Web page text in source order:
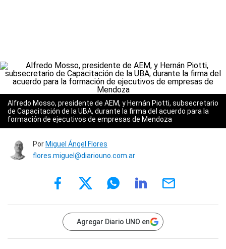
Alfredo Mosso, presidente de AEM, y Hernán Piotti, subsecretario
de Capacitación de la UBA, durante la firma del acuerdo para la
formación de ejecutivos de empresas de Mendoza
Por Miguel Ángel Flores
flores.miguel@diariouno.com.ar
Agregar Diario UNO en